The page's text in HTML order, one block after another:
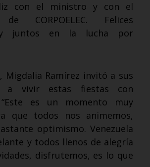
con el ministro y con el
CORPOELEC. Felices
y juntos en la lucha por
Migdalia Ramírez invitó a sus
a vivir estas fiestas con
es un momento muy
que todos nos animemos,
optimismo. Venezuela
y todos llenos de alegría
disfrutemos, es lo que